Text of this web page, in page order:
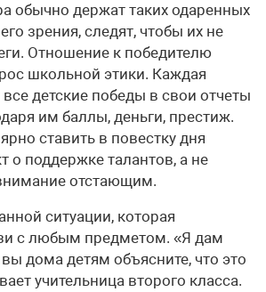
обычно держат таких одаренных
зрения, следят, чтобы их не
Отношение к победителю
школьной этики. Каждая
детские победы в свои отчеты
им баллы, деньги, престиж.
ставить в повестку дня
о поддержке талантов, а не
отстающим.
ситуации, которая
с любым предметом. «Я дам
дома детям объясните, что это
учительница второго класса.